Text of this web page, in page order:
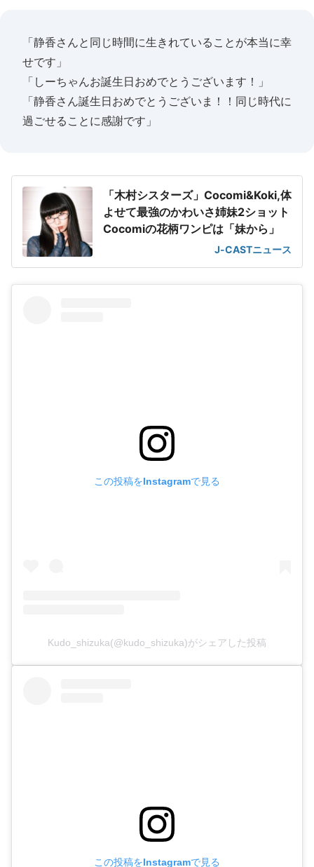
「静香さんと同じ時間に生きれていることが本当に幸
せです」
「しーちゃんお誕生日おめでとうございます！」
「静香さん誕生日おめでとうございま！！同じ時代に
過ごせることに感謝です」
「木村シスターズ」Cocomi&Koki,体
よせて最強のかわいさ姉妹2ショット
Cocomiの花柄ワンピは「妹から」
J-CASTニュース
この投稿をInstagramで見る
Kudo_shizuka(@kudo_shizuka)がシェアした投稿
この投稿をInstagramで見る